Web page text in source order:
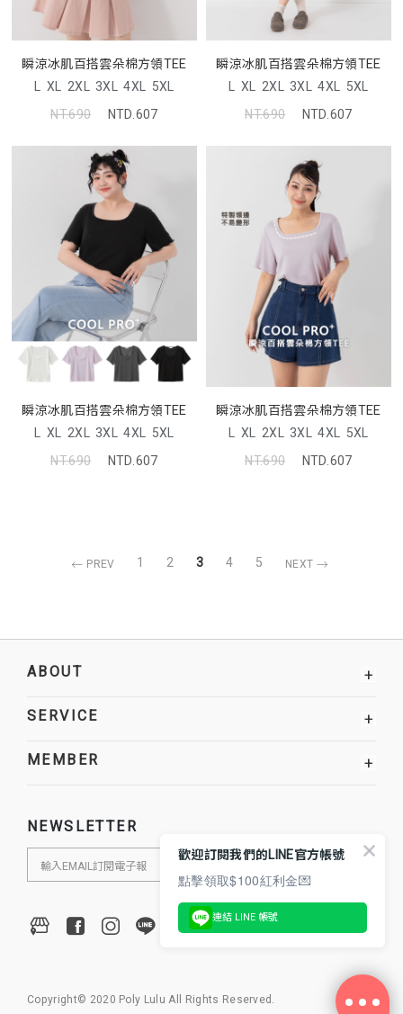
瞬涼冰肌百搭雲朵棉方領TEE
L XL 2XL 3XL 4XL 5XL
NT.690
NTD.607
瞬涼冰肌百搭雲朵棉方領TEE
L XL 2XL 3XL 4XL 5XL
NT.690
NTD.607
瞬涼冰肌百搭雲朵棉方領TEE
L XL 2XL 3XL 4XL 5XL
NT.690
NTD.607
瞬涼冰肌百搭雲朵棉方領TEE
L XL 2XL 3XL 4XL 5XL
NT.690
NTD.607
PREV 1 2 3 4 5 NEXT
ABOUT +
SERVICE +
MEMBER +
NEWSLETTER
Copyright© 2020 Poly Lulu All Rights Reserved.
歡迎訂閱我們的LINE官方帳號
點擊領取$100紅利金💌
連結 LINE 帳號